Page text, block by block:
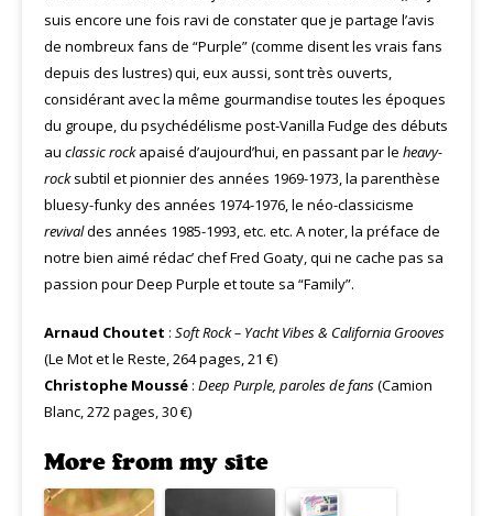
suis encore une fois ravi de constater que je partage l’avis
de nombreux fans de “Purple” (comme disent les vrais fans
depuis des lustres) qui, eux aussi, sont très ouverts,
considérant avec la même gourmandise toutes les époques
du groupe, du psychédélisme post-Vanilla Fudge des débuts
au classic rockapaisé d’aujourd’hui, en passant par le heavy-
rocksubtil et pionnier des années 1969-1973, la parenthèse
bluesy-funky des années 1974-1976, le néo-classicisme
revivaldes années 1985-1993, etc. etc. A noter, la préface de
notre bien aimé rédac’ chef Fred Goaty, qui ne cache pas sa
passion pour Deep Purple et toute sa “Family”.
Arnaud Choutet : Soft Rock – Yacht Vibes & California Grooves
(Le Mot et le Reste, 264 pages, 21 €)
Christophe Moussé : Deep Purple, paroles de fans(Camion
Blanc, 272 pages, 30 €)
More from my site